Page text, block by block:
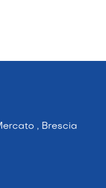
, Brescia